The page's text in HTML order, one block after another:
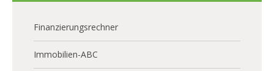
Finanzierungsrechner
Immobilien-ABC